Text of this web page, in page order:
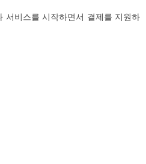
서비스를 시작하면서 결제를 지원하